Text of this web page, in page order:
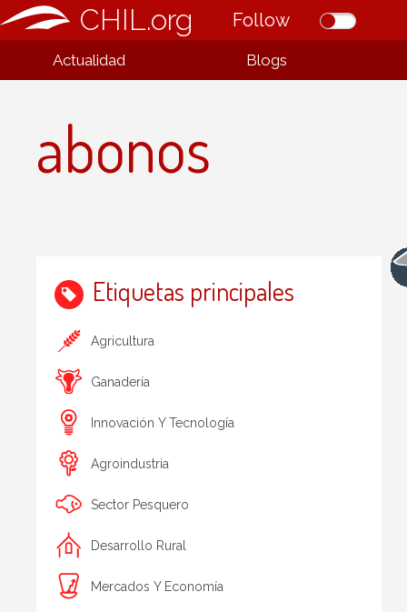
CHIL.org Follow
Actualidad Blogs
abonos
Etiquetas principales
Agricultura
Ganadería
Innovación Y Tecnología
Agroindustria
Sector Pesquero
Desarrollo Rural
Mercados Y Economía